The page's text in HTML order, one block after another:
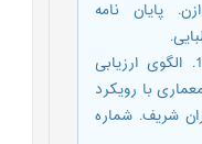
پایان نامه
• نظری احد. سالاریان نیلوفر. 1394. الگوی ارزیابی
با رویکرد
شریف. شماره